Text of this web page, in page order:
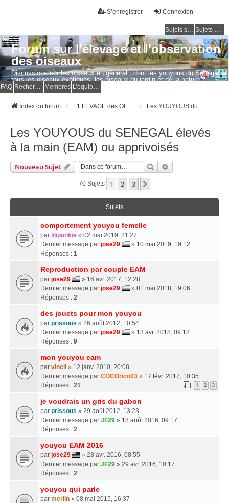
Connexion
S’enregistrer
Sujets sans réponse Sujets actifs
Forum sur l'élevage et l'observation
des oiseaux
Discussions sur les oiseaux en général , dont les youyous du Sénégal et
tous les oiseaux exotiques, les oiseaux du jardin et de la nature.
Questions, photos, expériences.
FAQ Membres
Index du forum
Les YOUYOUS du SENEGAL élevés
à la main (EAM) ou apprivoisés
Nouveau Sujet Rechercher
70 Sujets 1 2 3
Sujets
comportement youyou femelle
par lilipunkie » 02 mai 2019, 21:27
Dernier message par jose29 » 10 mai 2019, 19:12
Réponses : 1
Reproduction par couple EAM
par jose29
» 16 avr. 2017, 12:28
Dernier message par jose29 » 01 mai 2018, 19:06
Réponses : 2
des jouets pour mon youyou
par prissous » 26 août 2012, 10:54
Dernier message par jose29 » 13 avr. 2018, 09:18
Réponses : 9
mon youyou eam
par vincil » 12 janv. 2010, 20:08
Dernier message par COCOrico03 » 17 févr. 2017, 10:35
Réponses : 21 1 2 3
je voudrais un gris du gabon
par prissous » 29 août 2012, 13:23
Dernier message par JF29 » 18 août 2016, 09:17
Réponses : 2
youyou EAM 2016
par jose29
» 28 avr. 2016, 08:55
Dernier message par JF29 » 29 avr. 2016, 10:17
Réponses : 2
youyou qui parle
par merlin » 08 mai 2015, 16:37